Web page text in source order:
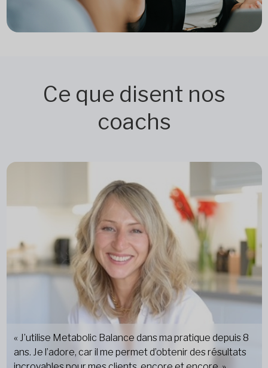
Ce que disent nos
coachs
« J’utilise Metabolic Balance dans ma pratique depuis 8
ans. Je l’adore, car il me permet d’obtenir des résultats